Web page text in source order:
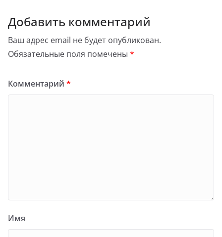
Добавить комментарий
Ваш адрес email не будет опубликован.
Обязательные поля помечены *
Комментарий *
Имя